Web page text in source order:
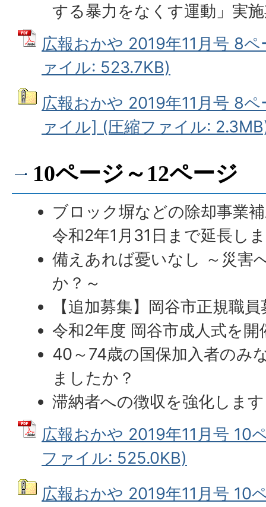
する暴力をなくす運動」実
広報おかや 2019年11月号 8
ァイル: 523.7KB)
広報おかや 2019年11月号 8
ァイル] (圧縮ファイル:
10ページ～12ページ
ブロック塀などの除却事業
令和2年1月31日まで延長し
備えあれば憂いなし ～災害
か？～
【追加募集】岡谷市正規職
令和2年度 岡谷市成人式を開
40～74歳の国保加入者のみ
ましたか？
滞納者への徴収を強化します
広報おかや 2019年11月号 10
ファイル: 525.0KB)
広報おかや 2019年11月号 10